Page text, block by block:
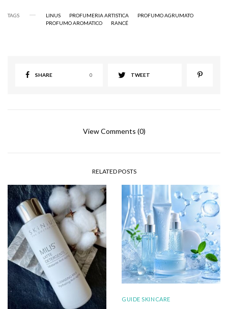
TAGS LINUS PROFUMERIA ARTISTICA
PROFUMO AGRUMATO
PROFUMO AROMATICO
RANCÉ
SHARE 0 TWEET
View Comments (0)
RELATED POSTS
GUIDE SKINCARE